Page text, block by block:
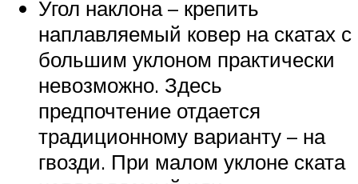
Угол наклона – крепить
наплавляемый ковер на скатах с
большим уклоном практически
невозможно. Здесь
предпочтение отдается
традиционному варианту – на
гвозди. При малом уклоне ската